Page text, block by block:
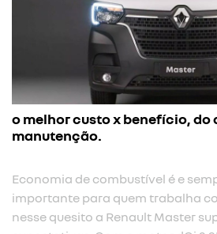
o melhor custo x benefício, do
manutenção.
Economia de combustível é e
importante para quem trabalha
nesse quesito a Renault Master